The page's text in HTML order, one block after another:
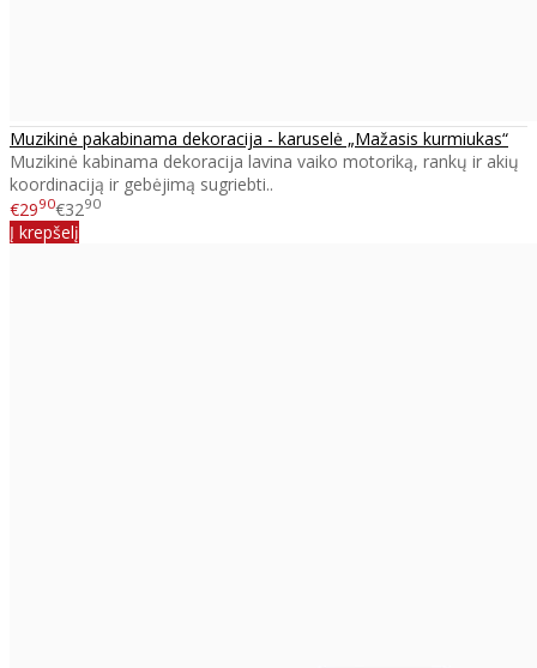
Muzikinė pakabinama dekoracija - karuselė „Mažasis kurmiukas“
Muzikinė kabinama dekoracija lavina vaiko motoriką, rankų ir akių
koordinaciją ir gebėjimą sugriebti..
€2990€3290
Į krepšelį